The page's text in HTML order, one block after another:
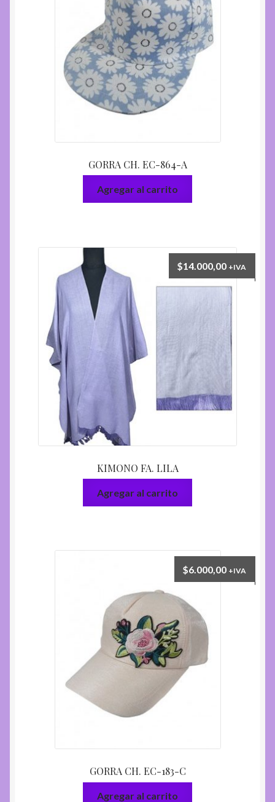
GORRA CH. EC-864-A
Agregar al carrito
KIMONO FA. LILA
$14.000,00 +IVA
Agregar al carrito
GORRA CH. EC-183-C
$6.000,00 +IVA
Agregar al carrito